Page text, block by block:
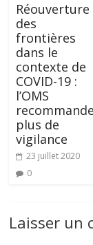
Réouverture
des
frontières
dans le
contexte de
COVID-19 :
l’OMS
recommande
plus de
vigilance
23 juillet 2020
0
Laisser un